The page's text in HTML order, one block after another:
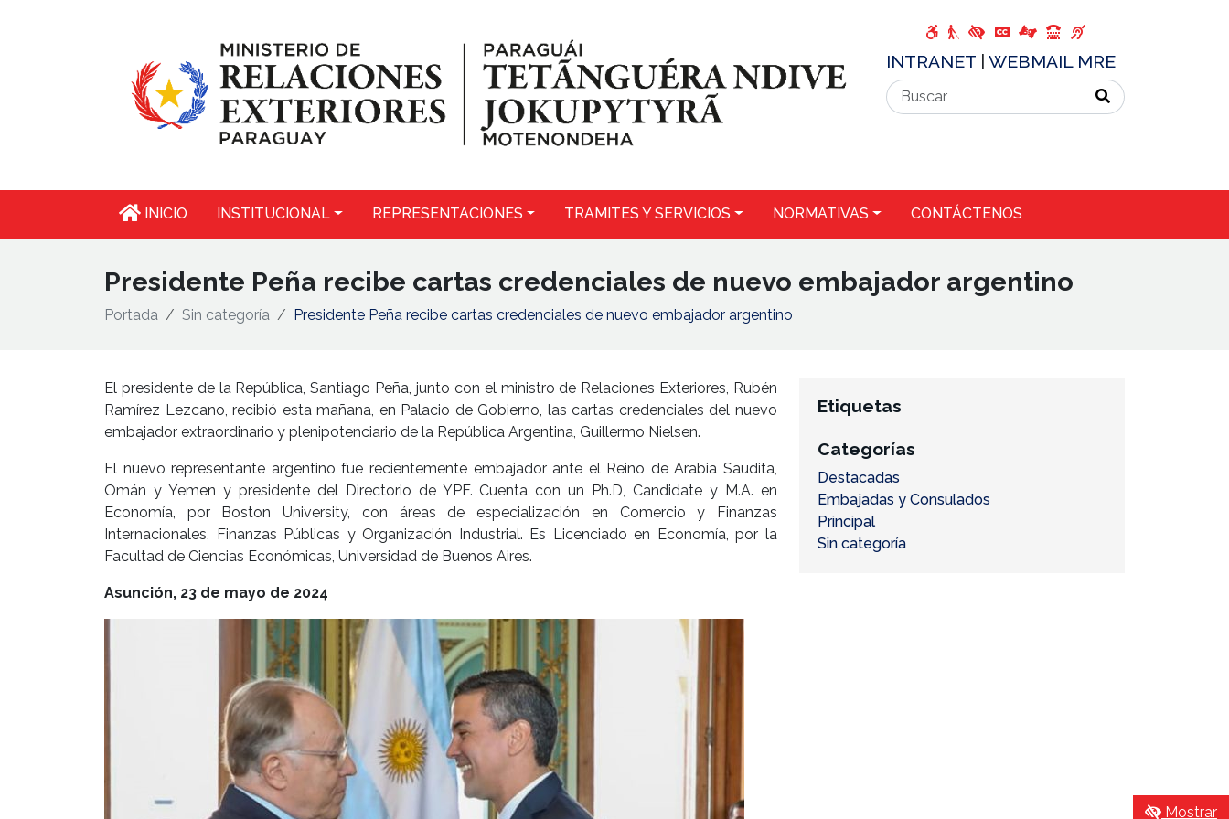
INTRANET WEBMAIL MRE
INICIO INSTITUCIONAL REPRESENTACIONES TRAMITES Y SERVICIOS NORMATIVAS CONTÁCTENOS
Mostrar
Presidente Peña recibe cartas credenciales de nuevo embajador argentino
Portada Sin categoría Presidente Peña recibe cartas credenciales de nuevo embajador argentino
El presidente de la República, Santiago Peña, junto con el ministro de Relaciones Exteriores, Rubén
Ramírez Lezcano, recibió esta mañana, en Palacio de Gobierno, las cartas credenciales del nuevo
embajador extraordinario y plenipotenciario de la República Argentina, Guillermo Nielsen.
El nuevo representante argentino fue recientemente embajador ante el Reino de Arabia Saudita,
Omán y Yemen y presidente del Directorio de YPF. Cuenta con un Ph.D, Candidate y M.A. en
Economía, por Boston University, con áreas de especialización en Comercio y Finanzas
Internacionales, Finanzas Públicas y Organización Industrial. Es Licenciado en Economía, por la
Facultad de Ciencias Económicas, Universidad de Buenos Aires.
Asunción, 23 de mayo de 2024
Etiquetas
Categorías
Destacadas
Embajadas y Consulados
Principal
Sin categoría